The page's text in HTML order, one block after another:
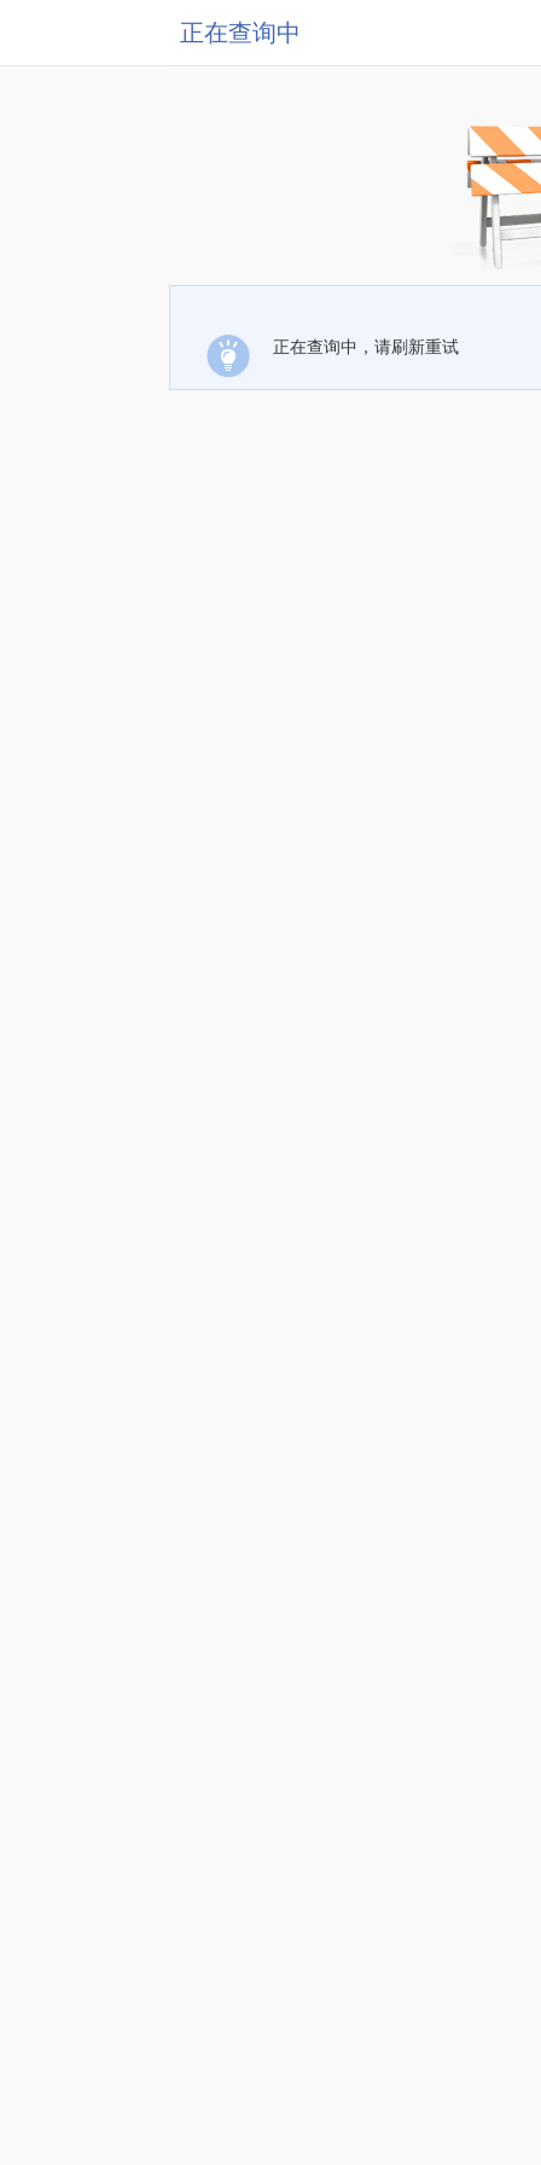
正在查询中
正在查询中，请刷新重试